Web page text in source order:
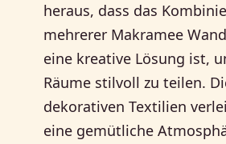
heraus, dass das
mehrerer Makramee
eine kreative Lösung ist,
Räume stilvoll zu teilen.
dekorativen Textilien
eine gemütliche